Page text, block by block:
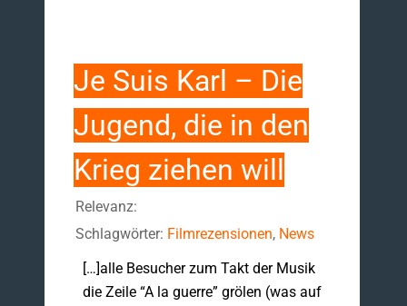
Je Suis Karl – Die
Jugend, die in den
Krieg ziehen will
Relevanz:
Schlagwörter: Filmrezensionen, News
[…]alle Besucher zum Takt der Musik
die Zeile “A la guerre” grölen (was auf